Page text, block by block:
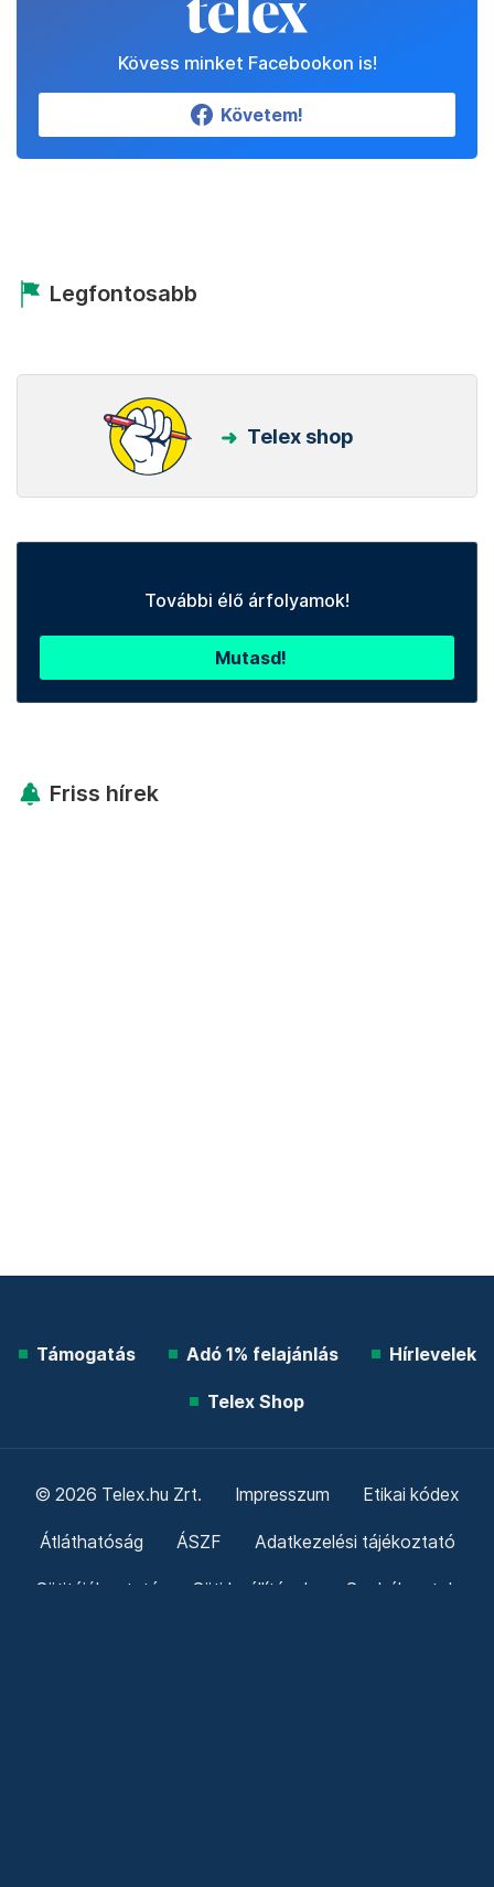
Kövess minket Facebookon is!
Követem!
Legfontosabb
Telex shop
További élő árfolyamok!
Mutasd!
Friss hírek
Támogatás Adó 1% felajánlás Hírlevelek
Telex Shop
© 2026 Telex.hu Zrt. Impresszum Etikai kódex
Átláthatóság ÁSZF Adatkezelési tájékoztató
Sütitájékoztató Süti beállítások Szabályzatok